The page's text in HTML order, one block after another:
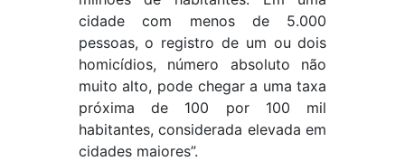
cidade com menos de 5.000
pessoas, o registro de um ou dois
homicídios, número absoluto não
muito alto, pode chegar a uma taxa
próxima de 100 por 100 mil
habitantes, considerada elevada em
cidades maiores”.